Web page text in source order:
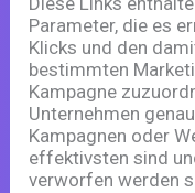
Parameter, die es
Klicks und den
bestimmten
Kampagne
Unternehmen
Kampagnen oder
effektivsten sind
verworfen werden